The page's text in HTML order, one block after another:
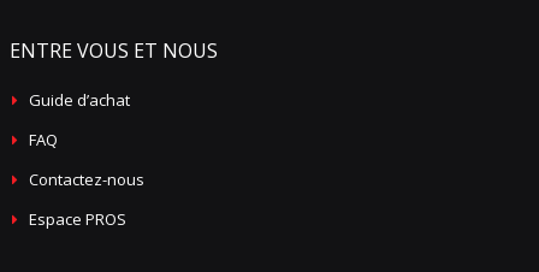
ENTRE VOUS ET NOUS
Guide d’achat
FAQ
Contactez-nous
Espace PROS